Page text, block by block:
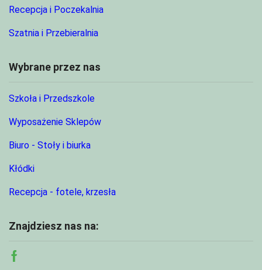
Recepcja i Poczekalnia
Szatnia i Przebieralnia
Wybrane przez nas
Szkoła i Przedszkole
Wyposażenie Sklepów
Biuro - Stoły i biurka
Kłódki
Recepcja - fotele, krzesła
Znajdziesz nas na:
Facebook